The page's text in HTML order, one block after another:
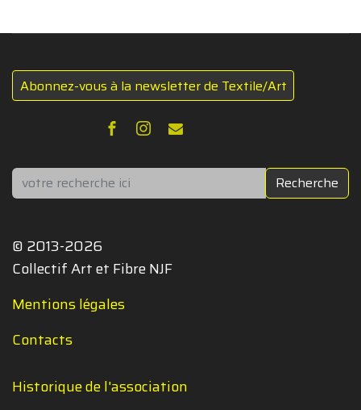
Abonnez-vous à la newsletter de Textile/Art
Rechercher Recherche
© 2013-2026
Collectif Art et Fibre NJF
Mentions légales
Contacts
Historique de l'association